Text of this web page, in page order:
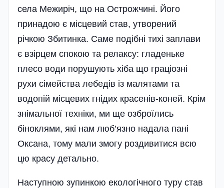
села Межиріч, що на Острожчині. Його
принадою є місцевий став, утворений
річкою Збитинка. Саме подібні тихі заплави
є взірцем спокою та релаксу: гладеньке
плесо води порушують хіба що граціозні
рухи сімейства лебедів із малятами та
водопій місцевих гнідих красенів-коней. Крім
знімальної техніки, ми ще озброїлись
біноклями, які нам люб’язно надала пані
Оксана, тому мали змогу роздивитися всю
цю красу детально.
Наступною зупинкою екологічного туру став